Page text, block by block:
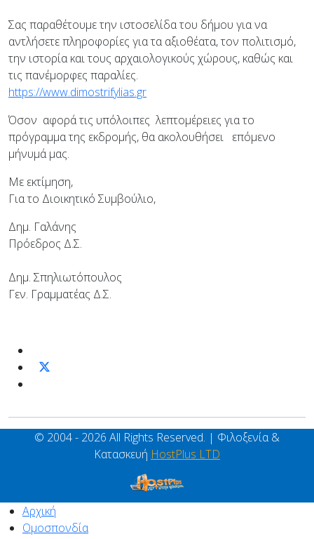
Σας παραθέτουμε την ιστοσελίδα του δήμου για να
αντλήσετε πληροφορίες για τα αξιοθέατα, τον πολιτισμό,
την ιστορία και τους αρχαιολογικούς χώρους, καθώς και
τις πανέμορφες παραλίες.
https://www.dimostrifylias.gr
Όσον αφορά τις υπόλοιπες λεπτομέρειες για το
πρόγραμμα της εκδρομής, θα ακολουθήσει επόμενο
μήνυμά μας.
Με εκτίμηση,
Για το Διοικητικό Συμβούλιο,
Δημ. Γαλάνης
Πρόεδρος Δ.Σ.
Δημ. Σπηλιωτόπουλος
Γεν. Γραμματέας Δ.Σ.
© 2004 - 2026 All Rights Reserved. | Φιλοξενία &
Κατασκευή HostPlus LTD
Αρχική
Ομοσπονδία